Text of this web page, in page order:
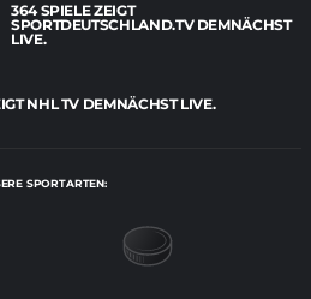
364 SPIELE ZEIGT
SPORTDEUTSCHLAND.TV DEMNÄCHST
LIVE.
NHL TV DEMNÄCHST LIVE.
SPORTARTEN: